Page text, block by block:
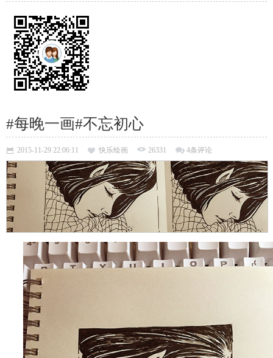
#每晚一画#不忘初心
2015-11-29 22:06:11 快乐绘画 26331 4条评论